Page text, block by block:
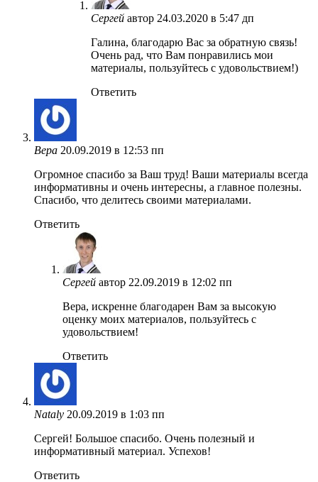
Сергей автор 24.03.2020 в 5:47 дп
Галина, благодарю Вас за обратную связь!
Очень рад, что Вам понравились мои
материалы, пользуйтесь с удовольствием!)
Ответить
Вера 20.09.2019 в 12:53 пп
Огромное спасибо за Ваш труд! Ваши материалы всегда
информативны и очень интересны, а главное полезны.
Спасибо, что делитесь своими материалами.
Ответить
Сергей автор 22.09.2019 в 12:02 пп
Вера, искренне благодарен Вам за высокую
оценку моих материалов, пользуйтесь с
удовольствием!
Ответить
Nataly 20.09.2019 в 1:03 пп
Сергей! Большое спасибо. Очень полезный и
информативный материал. Успехов!
Ответить